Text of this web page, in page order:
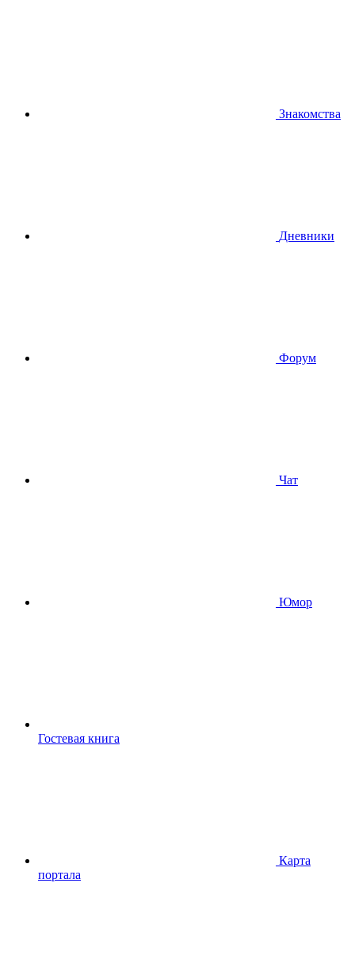
Знакомства
Дневники
Форум
Чат
Юмор
Гостевая книга
Карта
портала